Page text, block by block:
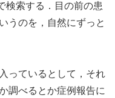
検索する．目の前の患
うのを，自然にずっと
っているとして，それ
調べるとか症例報告に